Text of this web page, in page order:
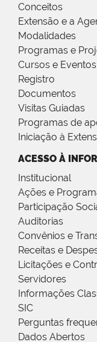
Conceitos
Extensão e a
Modalidades
Programas e
Cursos e Eventos
Registro
Documentos
Visitas Guiadas
Programas de
Iniciação à
ACESSO À
Institucional
Ações e
Participação
Auditorias
Convênios e
Receitas e
Licitações e
Servidores
Informações
SIC
Perguntas
Dados Abertos